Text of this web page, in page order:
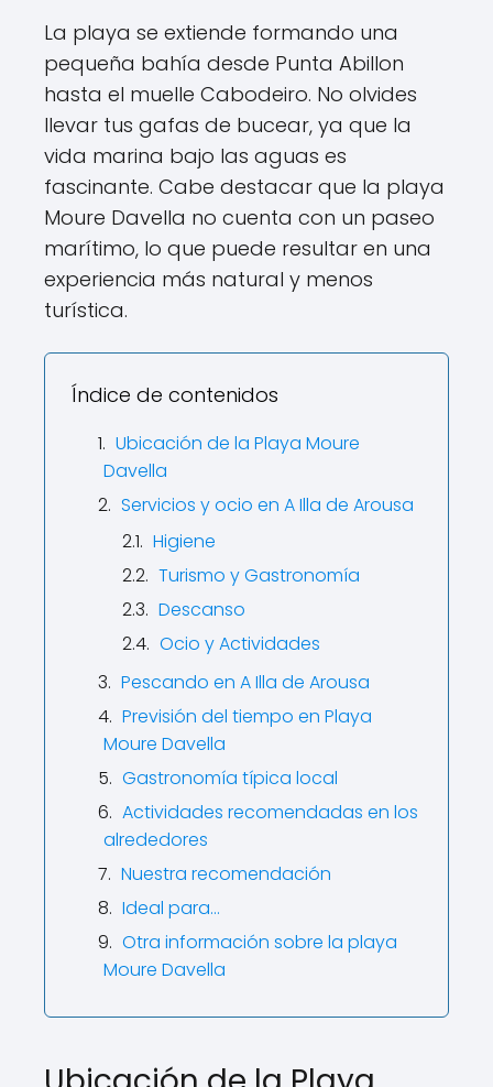
La playa se extiende formando una
pequeña bahía desde Punta Abillon
hasta el muelle Cabodeiro. No olvides
llevar tus gafas de bucear, ya que la
vida marina bajo las aguas es
fascinante. Cabe destacar que la playa
Moure Davella no cuenta con un paseo
marítimo, lo que puede resultar en una
experiencia más natural y menos
turística.
Índice de contenidos
Ubicación de la Playa Moure
Davella
Servicios y ocio en A Illa de Arousa
Higiene
Turismo y Gastronomía
Descanso
Ocio y Actividades
Pescando en A Illa de Arousa
Previsión del tiempo en Playa
Moure Davella
Gastronomía típica local
Actividades recomendadas en los
alrededores
Nuestra recomendación
Ideal para…
Otra información sobre la playa
Moure Davella